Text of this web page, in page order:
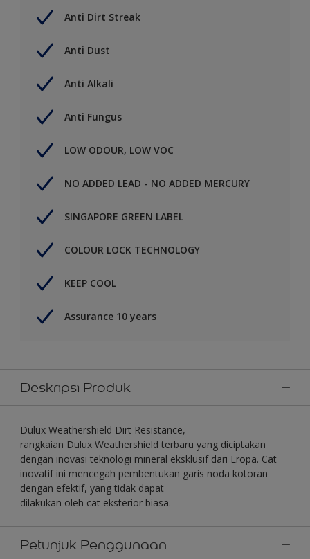
Anti Dirt Streak
Anti Dust
Anti Alkali
Anti Fungus
LOW ODOUR, LOW VOC
NO ADDED LEAD - NO ADDED MERCURY
SINGAPORE GREEN LABEL
COLOUR LOCK TECHNOLOGY
KEEP COOL
Assurance 10 years
Deskripsi Produk
Dulux Weathershield Dirt Resistance,
rangkaian Dulux Weathershield terbaru yang diciptakan
dengan inovasi teknologi mineral eksklusif dari Eropa. Cat
inovatif ini mencegah pembentukan garis noda kotoran
dengan efektif, yang tidak dapat
dilakukan oleh cat eksterior biasa.
Petunjuk Penggunaan